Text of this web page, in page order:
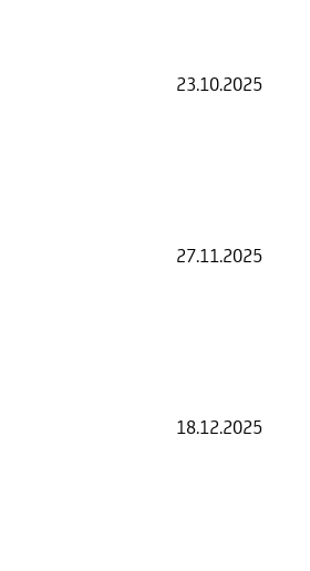
23.10.2025
27.11.2025
18.12.2025